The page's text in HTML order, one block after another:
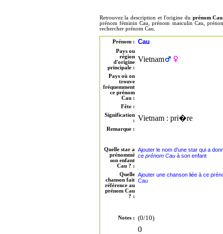
Retrouvez la description et l'origine du prénom Cau
prénom féminin Cau, prénom masculin Cau,
rechercher prénom Cau.
Prénom : Cau
Pays ou
région
d'origine
principale :
Vietnam
Pays où on
trouve
fréquemment
ce prénom
Cau :
Fête :
Signification
:
Vietnam : pri�re
Remarque :
Quelle star a
prénommé
son enfant
Cau ? :
Ajouter le nom d'une star qui a
ce prénom Cauà son enfant
Quelle
chanson fait
référence au
prénom Cau
? :
Ajouter une chanson liée à ce
Cau
Notes : (0/10)
0